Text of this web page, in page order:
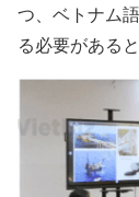
つ、ベトナム
る必要がある